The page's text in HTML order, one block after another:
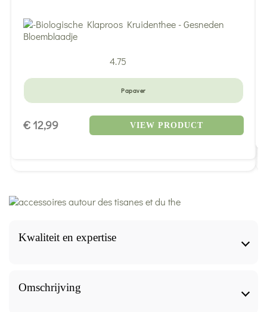
Omschrijving
Kwaliteit en expertise
4.75
Papaver
€ 12,99 VIEW PRODUCT